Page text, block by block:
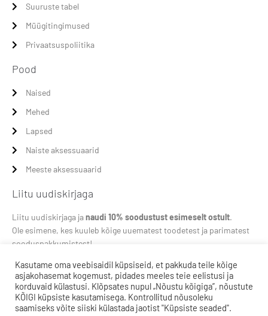
Suuruste tabel
Müügitingimused
Privaatsuspoliitika
Pood
Naised
Mehed
Lapsed
Naiste aksessuaarid
Meeste aksessuaarid
Liitu uudiskirjaga
Liitu uudiskirjaga janaudi 10% soodustust esimeselt ostult.
Ole esimene, kes kuuleb kõige uuematest toodetest ja parimatest
sooduspakkumistest!
LIITU
Kasutame oma veebisaidil küpsiseid, et pakkuda teile kõige
asjakohasemat kogemust, pidades meeles teie eelistusi ja
korduvaid külastusi. Klõpsates nupul „Nõustu kõigiga”, nõustute
KÕIGI küpsiste kasutamisega. Kontrollitud nõusoleku
saamiseks võite siiski külastada jaotist "Küpsiste seaded".